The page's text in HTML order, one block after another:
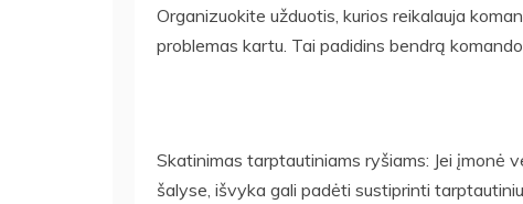
Organizuokite užduotis, kurios reikalauja
problemas kartu. Tai padidins bendrą
Skatinimas tarptautiniams ryšiams: Jei įmonė
šalyse, išvyka gali padėti sustiprinti